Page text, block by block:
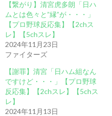
【繋がり】清宮虎多朗「日ハ
ムとは色々と”縁”が・・・」
【プロ野球反応集】【2chス
レ】【5chスレ】
2024年11月23日
ファイターズ
【謝罪】清宮「日ハム組なん
ですけど・・・」【プロ野球
反応集】【2chスレ】【5chス
レ】
2024年11月13日